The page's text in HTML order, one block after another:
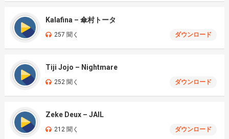
Kalafina – 傘村トータ
257 聞く ダウンロード
Tiji Jojo – Nightmare
252 聞く ダウンロード
Zeke Deux – JAIL
212 聞く ダウンロード